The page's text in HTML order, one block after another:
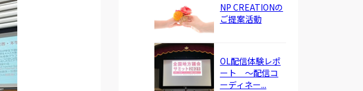
NP CREATIONの
ご提案活動
OL配信体験レポ
ート ～配信コ
ーディネー...